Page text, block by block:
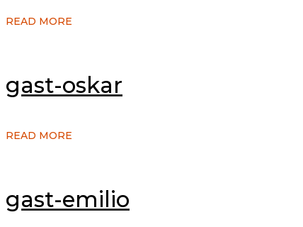
READ MORE
gast-oskar
READ MORE
gast-emilio